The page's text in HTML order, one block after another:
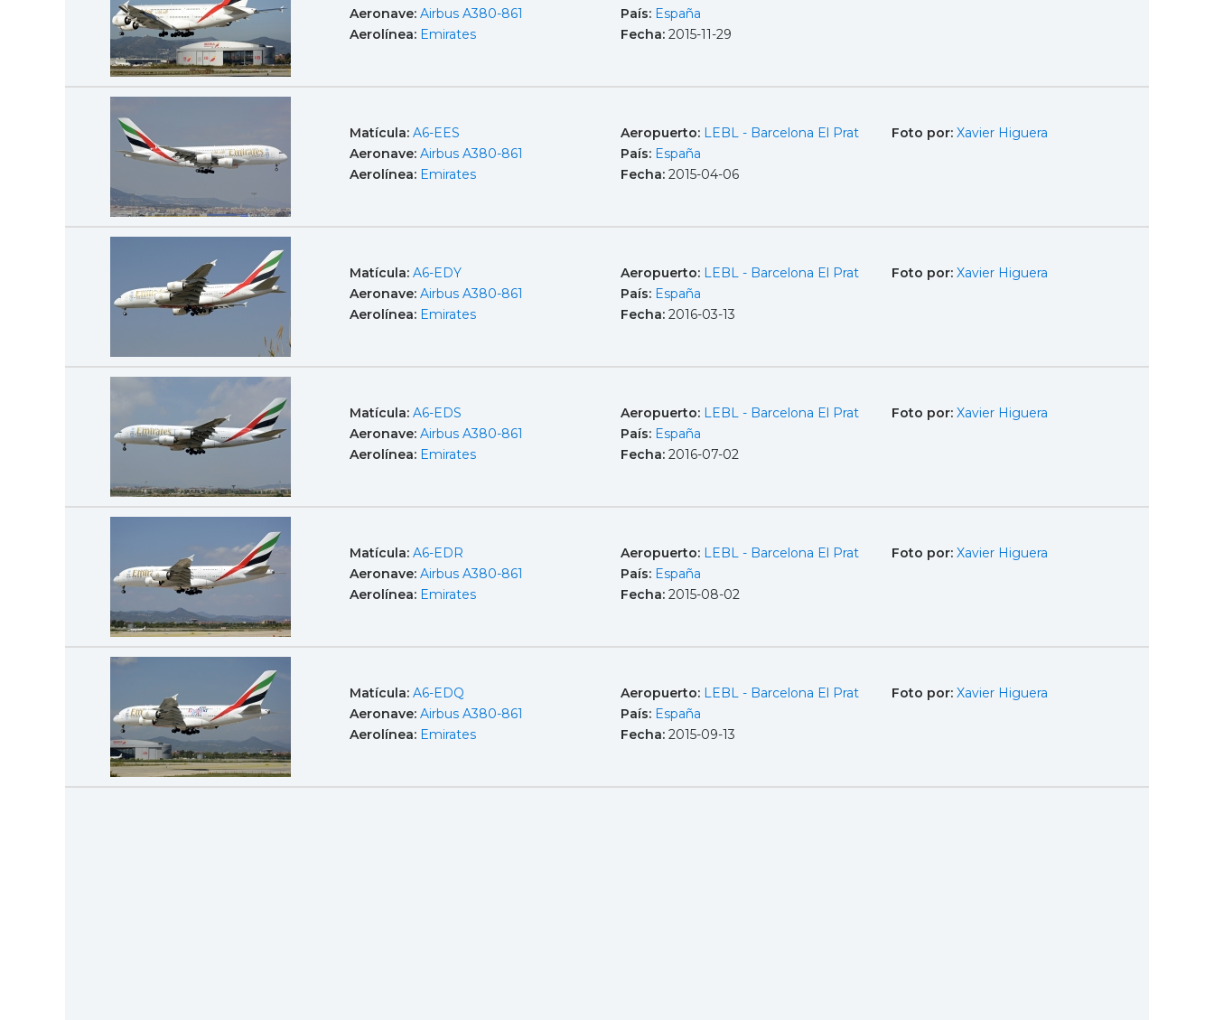
Aeronave: Airbus A380-861
Aerolínea: Emirates
País: España
Fecha: 2015-11-29
Matícula: A6-EES
Aeronave: Airbus A380-861
Aerolínea: Emirates
Aeropuerto: LEBL - Barcelona El Prat
País: España
Fecha: 2015-04-06
Foto por: Xavier Higuera
Matícula: A6-EDY
Aeronave: Airbus A380-861
Aerolínea: Emirates
Aeropuerto: LEBL - Barcelona El Prat
País: España
Fecha: 2016-03-13
Foto por: Xavier Higuera
Matícula: A6-EDS
Aeronave: Airbus A380-861
Aerolínea: Emirates
Aeropuerto: LEBL - Barcelona El Prat
País: España
Fecha: 2016-07-02
Foto por: Xavier Higuera
Matícula: A6-EDR
Aeronave: Airbus A380-861
Aerolínea: Emirates
Aeropuerto: LEBL - Barcelona El Prat
País: España
Fecha: 2015-08-02
Foto por: Xavier Higuera
Matícula: A6-EDQ
Aeronave: Airbus A380-861
Aerolínea: Emirates
Aeropuerto: LEBL - Barcelona El Prat
País: España
Fecha: 2015-09-13
Foto por: Xavier Higuera